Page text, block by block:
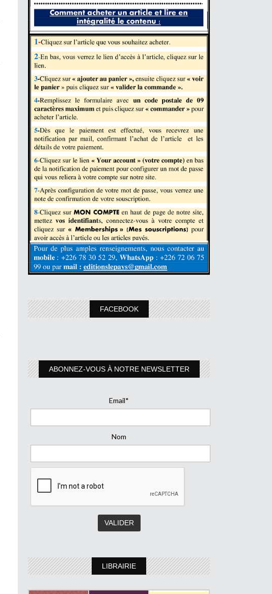
FACEBOOK
ABONNEZ-VOUS À NOTRE NEWSLETTER
Email*
Nom
LIBRAIRIE